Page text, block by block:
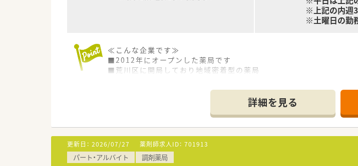
※上記の内週
※土曜日の勤
≪こんな企業です≫
■2012年にオープンした薬局です
■荒川区に開局しており地域密着型の薬局
■転勤ございませんので腰を長く据えて就業可能
■外観や内観もとても綺麗で優しい雰囲気の環境です
■有給取得率80％！お休みも取りやすい環境！
≪こんな薬局です≫
■熊野前駅から徒歩1分！
■内科・皮膚科をメインに応需しています
■処方箋枚数は約120枚/日 その分人数体制も整っているので1人あた
詳細を見る
更新日： 2026/07/27 薬剤師求人ID： 701913
パート・アルバイト 調剤薬局